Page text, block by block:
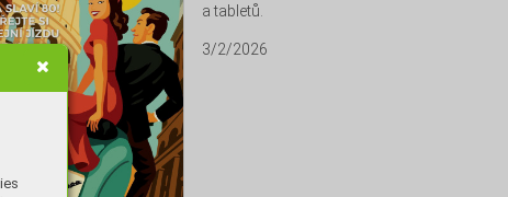
a tabletů.
3/2/2026